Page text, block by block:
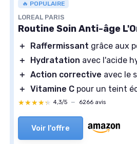
🔥 POPULAIRE
LOREAL PARIS
Routine Soin Anti-âge
＋ Raffermissant grâce aux
＋
Hydratation avec l'acide
＋ Action corrective avec le
＋ Vitamine C pour un teint
★★★★★
★★★★★ 4,3/5 — 6266 avis
Voir l'offre